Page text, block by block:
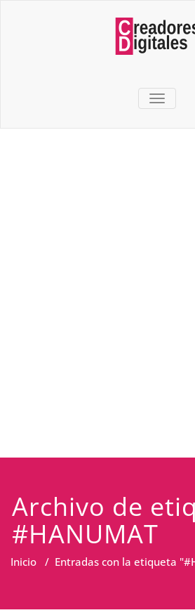
Archivo de
#HANUMAT
Inicio / Entradas con la etiqueta